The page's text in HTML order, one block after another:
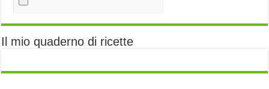
Il mio quaderno di ricette